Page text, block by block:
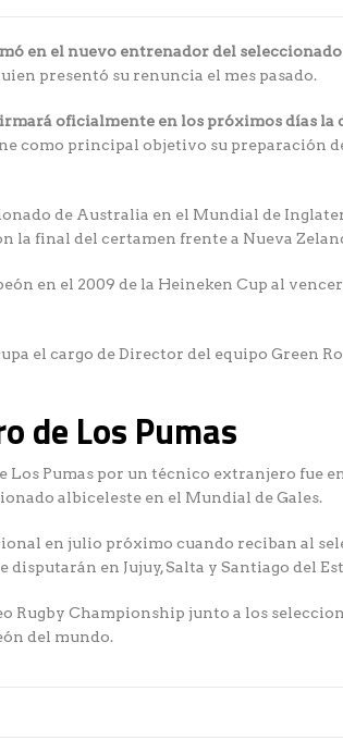
en el nuevo entrenador del
presentó su renuncia el mes pasado.
oficialmente en los próximos días la
como principal objetivo su preparación
de Australia en el Mundial de
la final del certamen frente a Nueva
en el 2009 de la Heineken Cup al
el cargo de Director del equipo Green
de Los Pumas
Pumas por un técnico extranjero fue en
albiceleste en el Mundial de Gales.
en julio próximo cuando reciban al
disputarán en Jujuy, Salta y Santiago del
Rugby Championship junto a los
del mundo.